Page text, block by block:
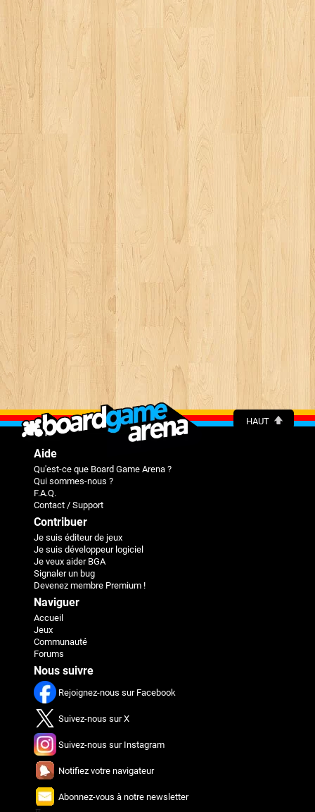
HAUT
Aide
Qu'est-ce que Board Game Arena ?
Qui sommes-nous ?
F.A.Q.
Contact / Support
Contribuer
Je suis éditeur de jeux
Je suis développeur logiciel
Je veux aider BGA
Signaler un bug
Devenez membre Premium !
Naviguer
Accueil
Jeux
Communauté
Forums
Nous suivre
Rejoignez-nous sur Facebook
Suivez-nous sur X
Suivez-nous sur Instagram
Notifiez votre navigateur
Abonnez-vous à notre newsletter